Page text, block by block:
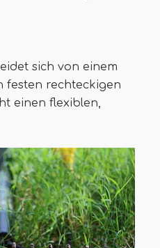
sich von einem
festen rechteckigen
einen flexiblen,